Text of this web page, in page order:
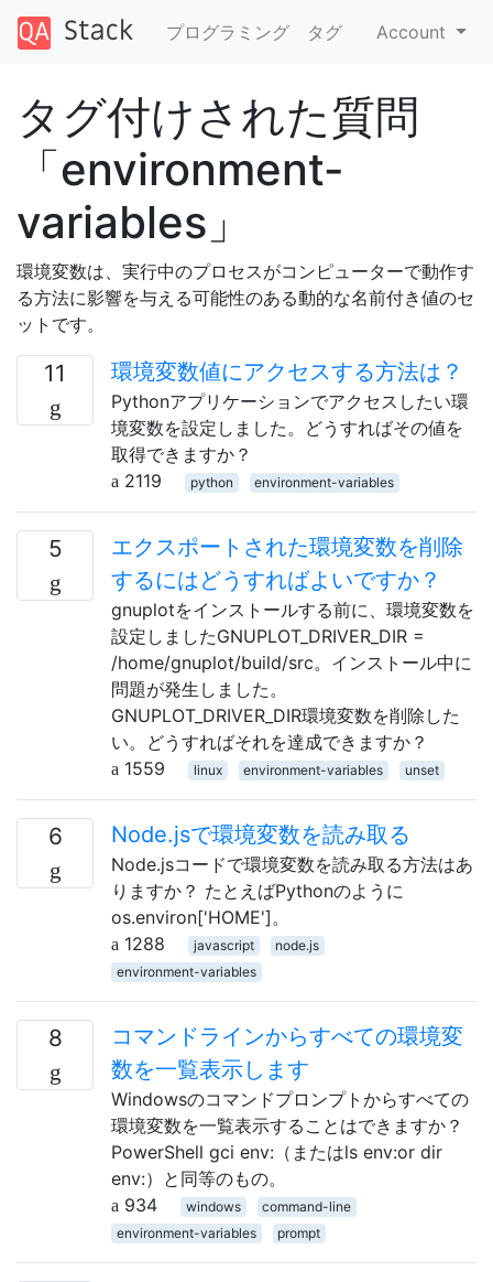
プログラミング タグ Account
タグ付けされた質問
「environment-
variables」
環境変数は、実行中のプロセスがコンピューターで動作す
る方法に影響を与える可能性のある動的な名前付き値のセ
ットです。
11 環境変数値にアクセスする方法は？
Pythonアプリケーションでアクセスしたい環
境変数を設定しました。どうすればその値を
取得できますか？
2119
python environment-variables
5
エクスポートされた環境変数を削除
するにはどうすればよいですか？
gnuplotをインストールする前に、環境変数を
設定しましたGNUPLOT_DRIVER_DIR =
/home/gnuplot/build/src。インストール中に
問題が発生しました。
GNUPLOT_DRIVER_DIR環境変数を削除した
い。どうすればそれを達成できますか？
1559
linux environment-variables unset
6 Node.jsで環境変数を読み取る
Node.jsコードで環境変数を読み取る方法はあ
りますか？ たとえばPythonのように
os.environ['HOME']。
1288
javascript
node.js
environment-variables
8
コマンドラインからすべての環境変
数を一覧表示します
Windowsのコマンドプロンプトからすべての
環境変数を一覧表示することはできますか？
PowerShell gci env:（またはls env:or dir
env:）と同等のもの。
934
windows
command-line
environment-variables
prompt